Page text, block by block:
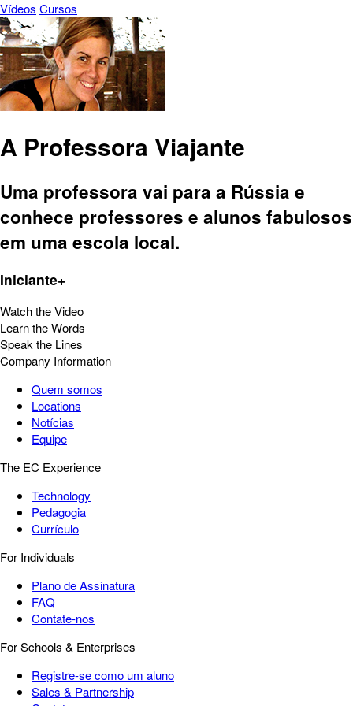
Vídeos Cursos
A Professora Viajante
Uma professora vai para a Rússia e
conhece professores e alunos fabulosos
em uma escola local.
Iniciante+
Watch the Video
Learn the Words
Speak the Lines
Company Information
Quem somos
Locations
Notícias
Equipe
The EC Experience
Technology
Pedagogia
Currículo
For Individuals
Plano de Assinatura
FAQ
Contate-nos
For Schools & Enterprises
Registre-se como um aluno
Sales & Partnership